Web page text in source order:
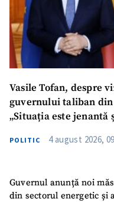
Vasile Tofan, despre
guvernului taliban
„Situația este jenantă
POLITIC 4 august 2026,
Guvernul anunță noi
din sectorul energetic și